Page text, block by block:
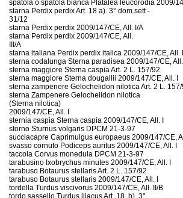
spatola o spatola bianca Platalea leucorodia 2009/
starna Perdix perdix Art. 18 a). 3° dom.sett -
31/12
starna Perdix perdix 2009/147/CE, All. I/A
starna Perdix perdix 2009/147/CE, All.
III/A
starna italiana Perdix perdix italica 2009/147/CE, All. I
sterna codalunga Sterna paradisea 2009/147/CE, All. I
sterna maggiore Sterna caspia Art. 2 L. 157/92
sterna maggiore Sterna dougallii 2009/147/CE, All. I
sterna zampenere Gelochelidon nilotica Art. 2 L. 157/
sterna Zampenere Gelochelidon nilotica
(Sterna nilotica)
2009/147/CE, All. I
sternia caspia Sterna caspia 2009/147/CE, All. I
storno Sturnus volgaris DPCM 21-3-97
succiacapre Caprimulgus europaeus 2009/147/CE,
svasso cornuto Podiceps auritus 2009/147/CE, All. I
taccola Corvus monedula DPCM 21-3-97
tarabusino Ixobrychus minutes 2009/147/CE, All. I
tarabuso Botaurus stellaris Art. 2 L. 157/92
tarabuso Botaurus stellaris 2009/147/CE, All. I
tordella Turdus viscivorus 2009/147/CE, All. II/B
tordo sassello Turdus iliacus Art. 18, b). 3°